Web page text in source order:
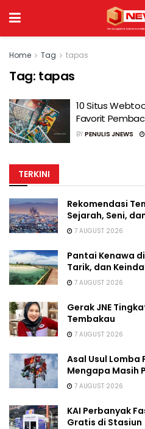
Home Tag tapas
Tag: tapas
10 Situs
Favorit
BY PENULIS JNEWS
TERKINI
Rekomendasi
Sejarah, Seni,
7 AUGUST 2026
Pantai Kenawa
Tarik, dan
7 AUGUST 2026
Gerak JNE
Tembakau
7 AUGUST 2026
Asal Usul Lomba
Mengapa Masih
7 AUGUST 2026
KAI Perbanyak
Gratis di Stasiun